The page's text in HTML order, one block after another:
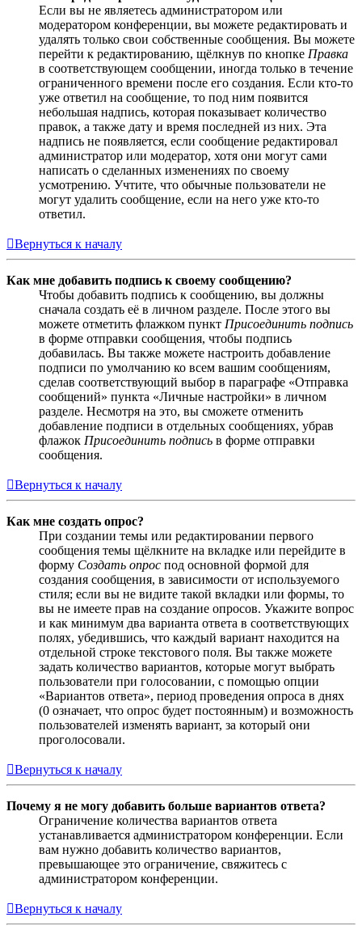
Если вы не являетесь администратором или
модератором конференции, вы можете редактировать и
удалять только свои собственные сообщения. Вы можете
перейти к редактированию, щёлкнув по кнопке Правка
в соответствующем сообщении, иногда только в течение
ограниченного времени после его создания. Если кто-то
уже ответил на сообщение, то под ним появится
небольшая надпись, которая показывает количество
правок, а также дату и время последней из них. Эта
надпись не появляется, если сообщение редактировал
администратор или модератор, хотя они могут сами
написать о сделанных изменениях по своему
усмотрению. Учтите, что обычные пользователи не
могут удалить сообщение, если на него уже кто-то
ответил.
Вернуться к началу
Как мне добавить подпись к своему сообщению?
Чтобы добавить подпись к сообщению, вы должны
сначала создать её в личном разделе. После этого вы
можете отметить флажком пункт Присоединить подпись
в форме отправки сообщения, чтобы подпись
добавилась. Вы также можете настроить добавление
подписи по умолчанию ко всем вашим сообщениям,
сделав соответствующий выбор в параграфе «Отправка
сообщений» пункта «Личные настройки» в личном
разделе. Несмотря на это, вы сможете отменить
добавление подписи в отдельных сообщениях, убрав
флажок Присоединить подпись в форме отправки
сообщения.
Вернуться к началу
Как мне создать опрос?
При создании темы или редактировании первого
сообщения темы щёлкните на вкладке или перейдите в
форму Создать опрос под основной формой для
создания сообщения, в зависимости от используемого
стиля; если вы не видите такой вкладки или формы, то
вы не имеете прав на создание опросов. Укажите вопрос
и как минимум два варианта ответа в соответствующих
полях, убедившись, что каждый вариант находится на
отдельной строке текстового поля. Вы также можете
задать количество вариантов, которые могут выбрать
пользователи при голосовании, с помощью опции
«Вариантов ответа», период проведения опроса в днях
(0 означает, что опрос будет постоянным) и возможность
пользователей изменять вариант, за который они
проголосовали.
Вернуться к началу
Почему я не могу добавить больше вариантов ответа?
Ограничение количества вариантов ответа
устанавливается администратором конференции. Если
вам нужно добавить количество вариантов,
превышающее это ограничение, свяжитесь с
администратором конференции.
Вернуться к началу